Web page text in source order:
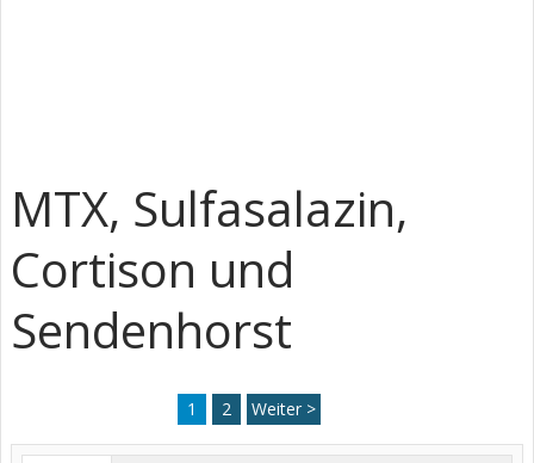
MTX, Sulfasalazin,
Cortison und
Sendenhorst
1 2 Weiter >